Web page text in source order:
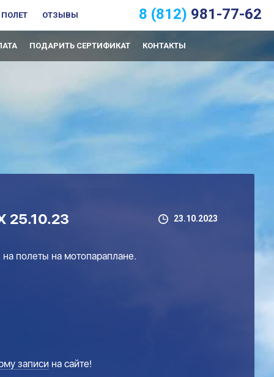
8 (812) 981-77-62
ОТЗЫВЫ
ПОДАРИТЬ СЕРТИФИКАТ КОНТАКТЫ
23.10.2023
полеты на мотопараплане.
записи на сайте!